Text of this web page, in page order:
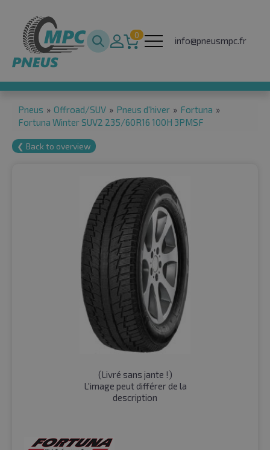
0
info@pneusmpc.fr
Pneus » Offroad/SUV » Pneus d'hiver » Fortuna »
Fortuna Winter SUV2 235/60R16 100H 3PMSF
❮ Back to overview
(Livré sans jante !)
L'image peut différer de la
description